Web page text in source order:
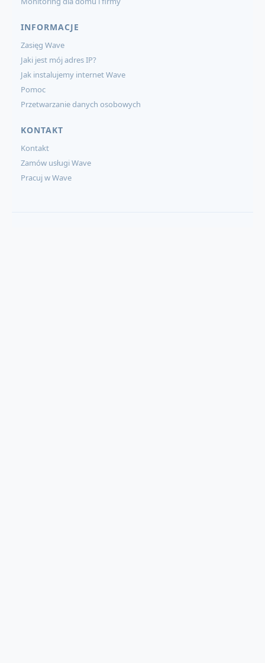
INFORMACJE
Zasięg Wave
Jaki jest mój adres IP?
Jak instalujemy internet Wave
Pomoc
Przetwarzanie danych osobowych
KONTAKT
Kontakt
Zamów usługi Wave
Pracuj w Wave